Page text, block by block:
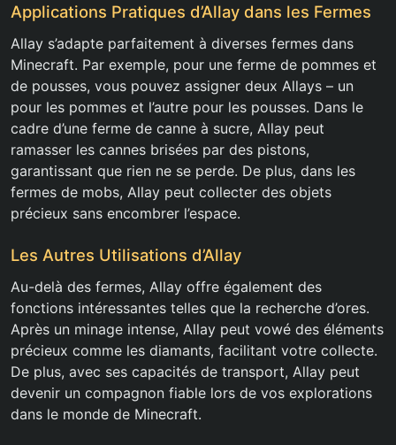
Applications Pratiques d’Allay dans les Fermes
Allay s’adapte parfaitement à diverses fermes dans
Minecraft. Par exemple, pour une ferme de pommes et
de pousses, vous pouvez assigner deux Allays – un
pour les pommes et l’autre pour les pousses. Dans le
cadre d’une ferme de canne à sucre, Allay peut
ramasser les cannes brisées par des pistons,
garantissant que rien ne se perde. De plus, dans les
fermes de mobs, Allay peut collecter des objets
précieux sans encombrer l’espace.
Les Autres Utilisations d’Allay
Au-delà des fermes, Allay offre également des
fonctions intéressantes telles que la recherche d’ores.
Après un minage intense, Allay peut vowé des éléments
précieux comme les diamants, facilitant votre collecte.
De plus, avec ses capacités de transport, Allay peut
devenir un compagnon fiable lors de vos explorations
dans le monde de Minecraft.